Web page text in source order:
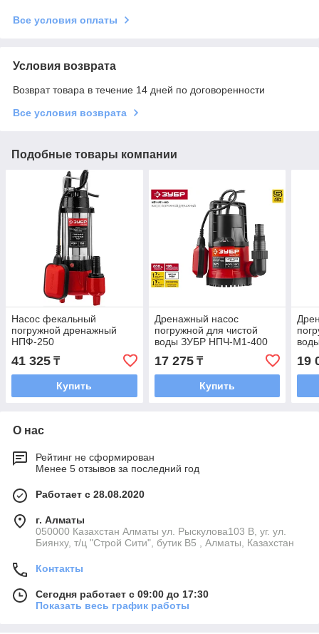
Все условия оплаты
Условия возврата
Возврат товара в течение 14 дней по договоренности
Все условия возврата
Подобные товары компании
Насос фекальный
погружной дренажный
НПФ-250
41 325 ₸
Купить
Дренажный насос
погружной для чистой
воды ЗУБР НПЧ-М1-400
17 275₸
Купить
19
О нас
Рейтинг не сформирован
Менее 5 отзывов за последний год
Работает с 28.08.2020
г. Алматы
050000 Казахстан Алматы ул. Рыскулова103 В, уг. ул.
Биянху, т/ц "Строй Сити", бутик В5 , Алматы, Казахстан
Контакты
Сегодня работает с 09:00 до 17:30
Показать весь график работы